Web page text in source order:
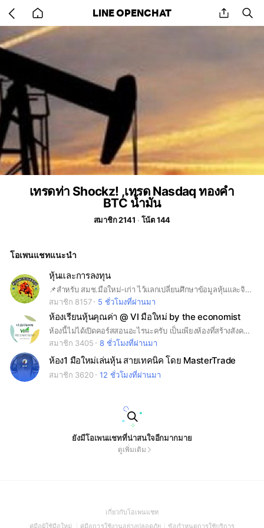
back
to
home
LINE OPENCHAT share
เทรดท่า Shockz! ,เทรด Nasdaq ทองคำ
BTC น้ำมัน
สมาชิก 2141 โน้ต 144
โอเพนแชทแนะนำ
หุ้นและการลงทุน
📌สำหรับ สมช.มือใหม่-เก่า ไว้แลกเปลี่ยนศึกษาข้อมูลหุ้นและจิตวิทยาการลงทุน #Mindset #หุ้น #ipo #คริปโต #crypto #forex #ฟอเรก #กราฟ #เทรด #trade #มือใหม่ #รายใหญ่ #smartmoney #warant #DW #เดย์เทรด #หุ้นซิ่ง #ซิ่ง #daytrade #vi #hybrid #รันเทรนด์ #การบ้าน #tradingview #efin #รวมพล
สมาชิก 8157
5 ชั่วโมงที่ผ่านมา
ห้องเรียนหุ้นคุณค่า @ VI มือใหม่ by the economist
ห้องนี้ไม่ได้เปิดคอร์สสอนอะไรนะครับ เป็นเพียงห้องที่สร้างสังคมในการลงทุนแบบเน้นคุณค่า จุดประสงค์คือ 1. แลกเปลี่ยนข้อมูลข่าวสาร ผลประกอบการ / ข่าวบริษัท 2. แลกเปลี่ยนการวิเคราะห์หุ้น สอบถามพื้นฐาน (เทคนิคบ้าง ) โดยตั้งใจให้เป็นกลุ่ม Hybrid พื้นฐาน 80% เทคนิค 20% 3. สร้างสังคมนักลงทุน ช่วยกันตอบคำถาม หรือสอบถามข้อมูลหุ้นรายตัว ข่วยเหลือนักลงทุนมือใหม่ 4. กรุณาใช้รูปจริง และชื่อเล่น ในการสมัครเข้ากลุ่มครับ 5. หลังเข้ากลุ่มกรุณากดอ่านกฎของกลุ่มด้วยครับ
สมาชิก 3405
8 ชั่วโมงที่ผ่านมา
ห้อง1 มือใหม่เล่นหุ้น สายเทคนิค โดย MasterTrade
สมาชิก 3620 12 ชั่วโมงที่ผ่านมา
ยังมีโอเพนแชทที่น่าสนใจอีกมากมาย
ดูเพิ่มเติม
เกี่ยวกับโอเพนแชท(Open
in
คู่มือผู้ใช้มือใหม่ (Open
คู่มือการใช้งานอย่างปลอดภัย(Open
ข้อกำหนดการใช้บริการ(Open